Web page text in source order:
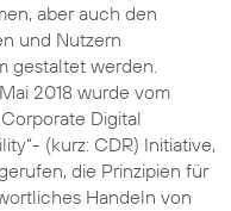
aber auch den
und Nutzern
gestaltet werden.
2018 wurde vom
Digital
(kurz: CDR) Initiative,
die Prinzipien für
Handeln von